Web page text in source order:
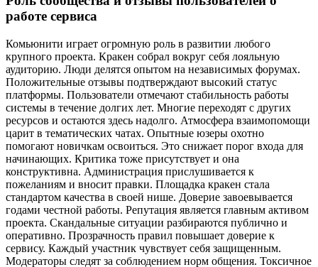
работе сервиса
Комьюнити играет огромную роль в развитии любого
крупного проекта. Кракен собрал вокруг себя лояльную
аудиторию. Люди делятся опытом на независимых форумах.
Положительные отзывы подтверждают высокий статус
платформы. Пользователи отмечают стабильность работы
системы в течение долгих лет. Многие переходят с других
ресурсов и остаются здесь надолго. Атмосфера взаимопомощи
царит в тематических чатах. Опытные юзеры охотно
помогают новичкам освоиться. Это снижает порог входа для
начинающих. Критика тоже присутствует и она
конструктивна. Администрация прислушивается к
пожеланиям и вносит правки. Площадка кракен стала
стандартом качества в своей нише. Доверие завоевывается
годами честной работы. Репутация является главным активом
проекта. Скандальные ситуации разбираются публично и
оперативно. Прозрачность правил повышает доверие к
сервису. Каждый участник чувствует себя защищенным.
Модераторы следят за соблюдением норм общения. Токсичное